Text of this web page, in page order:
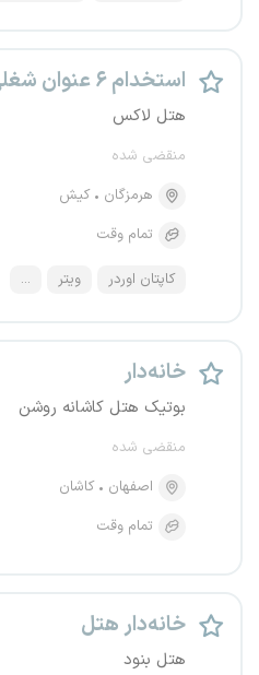
استخدام ۶ عنوان شغلی
هتل لاکس
منقضی شده
هرمزگان
کیش
تمام وقت
کاپتان اوردر ویتر ...
خانه‌دار
بوتیک هتل کاشانه روشن
منقضی شده
اصفهان
کاشان
تمام وقت
خانه‌دار هتل
هتل بنود